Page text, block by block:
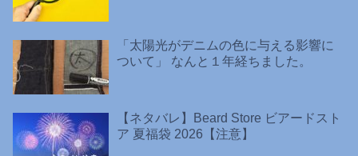
「太陽光がデニムの色に与える影響に
ついて」 なんと１年経ちました。
【ネタバレ】Beard Store ビアードスト
ア 夏福袋 2026【注意】